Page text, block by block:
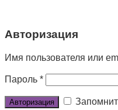
Авторизация
Имя пользователя или
Пароль *